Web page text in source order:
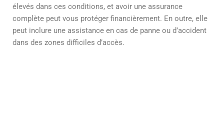
élevés dans ces conditions, et avoir une assurance
complète peut vous protéger financièrement. En outre, elle
peut inclure une assistance en cas de panne ou d’accident
dans des zones difficiles d’accès.